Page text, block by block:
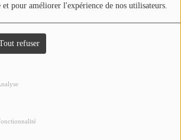
et pour améliorer l'expérience de nos utilisateurs.
refuser
PRO
PONTACQ RADIO
ET À
LA BANDE À BRUNO du samedi 10 avril